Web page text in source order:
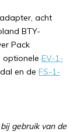
acht
BTY-
Pack
optionele EV-1-
en de FS-1-
gebruik van de